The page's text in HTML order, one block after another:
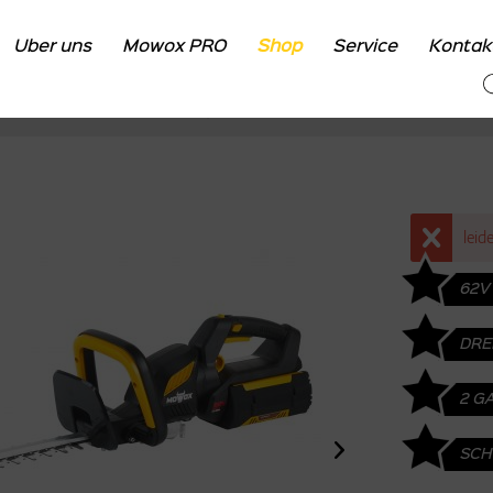
Über uns Mowox PRO Shop Service
62V
2